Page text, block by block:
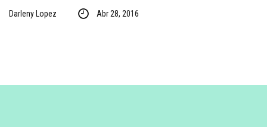
Darleny Lopez Abr 28, 2016